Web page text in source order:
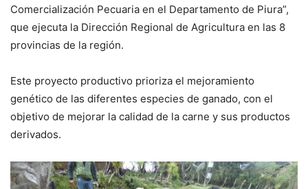
Comercialización Pecuaria en el Departamento de Piura”,
que ejecuta la Dirección Regional de Agricultura en las 8
provincias de la región.
Este proyecto productivo prioriza el mejoramiento
genético de las diferentes especies de ganado, con el
objetivo de mejorar la calidad de la carne y sus productos
derivados.